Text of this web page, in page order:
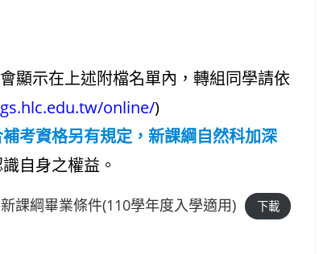
顯示在上述附檔名單內，轉組同學請依
online/)
考資格另有規定，新課綱自然科加深
自身之權益。
新課綱畢業條件(110學年度入學適用) 下載